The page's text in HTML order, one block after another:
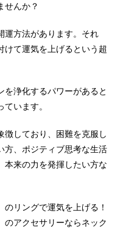
せんか？
運方法があります。それ
けて運気を上げるという超
を浄化するパワーがあると
います。
徴しており、困難を克服し
方、ポジティブ思考な生活
本来の力を発揮したい方な
リングで運気を上げる！
のアクセサリーならネック